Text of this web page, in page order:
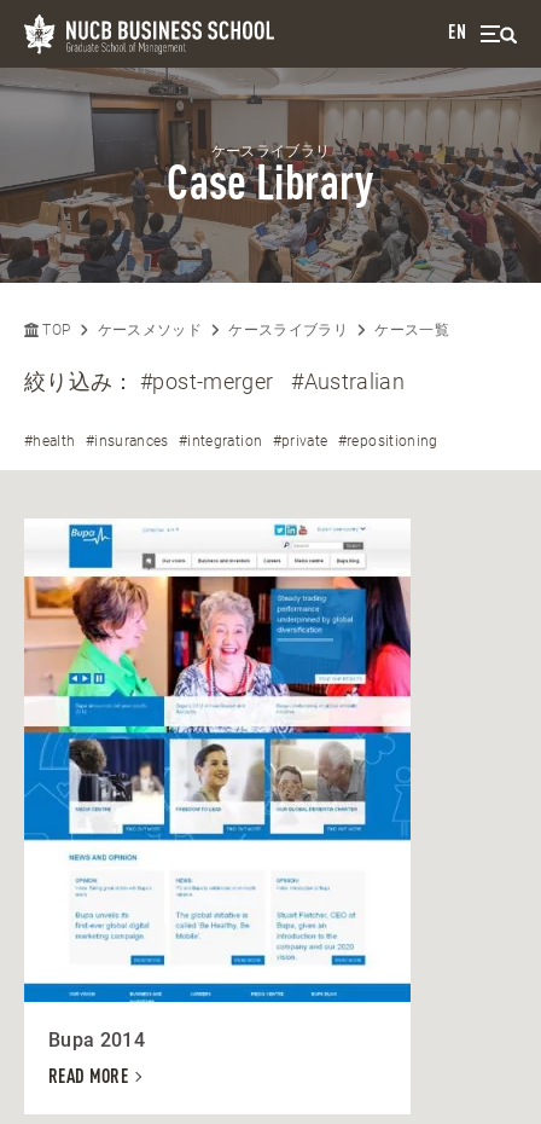
EN
ケースライブラリ
Case Library
TOP ケースメソッド ケースライブラリ ケース一覧
絞り込み：#post-merger #Australian
#health #insurances #integration #private #repositioning
Bupa 2014
READ MORE